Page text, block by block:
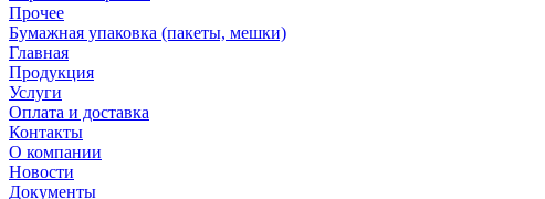
Прочее
Бумажная упаковка (пакеты, мешки)
Главная
Продукция
Услуги
Оплата и доставка
Контакты
О компании
Новости
Документы